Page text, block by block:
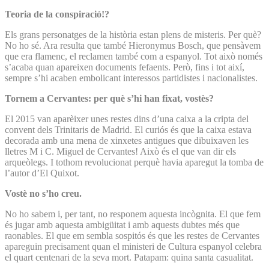
Teoria de la conspiració!?
Els grans personatges de la història estan plens de misteris. Per què?
No ho sé. Ara resulta que també Hieronymus Bosch, que pensàvem
que era flamenc, el reclamen també com a espanyol. Tot això només
s’acaba quan apareixen documents fefaents. Però, fins i tot així,
sempre s’hi acaben embolicant interessos partidistes i nacionalistes.
Tornem a Cervantes: per què s’hi han fixat, vostès?
El 2015 van aparèixer unes restes dins d’una caixa a la cripta del
convent dels Trinitaris de Madrid. El curiós és que la caixa estava
decorada amb una mena de xinxetes antigues que dibuixaven les
lletres M i C. Miguel de Cervantes! Això és el que van dir els
arqueòlegs. I tothom revolucionat perquè havia aparegut la tomba de
l’autor d’El Quixot.
Vostè no s’ho creu.
No ho sabem i, per tant, no responem aquesta incògnita. El que fem
és jugar amb aquesta ambigüitat i amb aquests dubtes més que
raonables. El que em sembla sospitós és que les restes de Cervantes
apareguin precisament quan el ministeri de Cultura espanyol celebra
el quart centenari de la seva mort. Patapam: quina santa casualitat.